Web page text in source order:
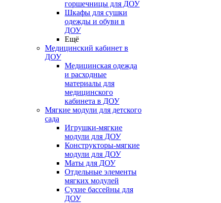
горшечницы для ДОУ
Шкафы для сушки
одежды и обуви в
ДОУ
Ещё
Медицинский кабинет в
ДОУ
Медицинская одежда
и расходные
материалы для
медицинского
кабинета в ДОУ
Мягкие модули для детского
сада
Игрушки-мягкие
модули для ДОУ
Конструкторы-мягкие
модули для ДОУ
Маты для ДОУ
Отдельные элементы
мягких модулей
Сухие бассейны для
ДОУ